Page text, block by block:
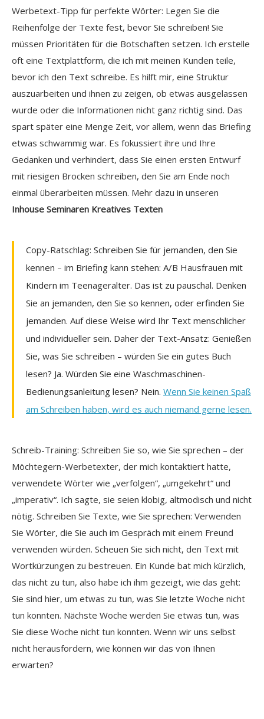
Werbetext-Tipp für perfekte Wörter: Legen Sie die
Reihenfolge der Texte fest, bevor Sie schreiben! Sie
müssen Prioritäten für die Botschaften setzen. Ich erstelle
oft eine Textplattform, die ich mit meinen Kunden teile,
bevor ich den Text schreibe. Es hilft mir, eine Struktur
auszuarbeiten und ihnen zu zeigen, ob etwas ausgelassen
wurde oder die Informationen nicht ganz richtig sind. Das
spart später eine Menge Zeit, vor allem, wenn das Briefing
etwas schwammig war. Es fokussiert ihre und Ihre
Gedanken und verhindert, dass Sie einen ersten Entwurf
mit riesigen Brocken schreiben, den Sie am Ende noch
einmal überarbeiten müssen. Mehr dazu in unseren
Inhouse Seminaren Kreatives Texten
Copy-Ratschlag: Schreiben Sie für jemanden, den Sie
kennen – im Briefing kann stehen: A/B Hausfrauen mit
Kindern im Teenageralter. Das ist zu pauschal. Denken
Sie an jemanden, den Sie so kennen, oder erfinden Sie
jemanden. Auf diese Weise wird Ihr Text menschlicher
und individueller sein. Daher der Text-Ansatz: Genießen
Sie, was Sie schreiben – würden Sie ein gutes Buch
lesen? Ja. Würden Sie eine Waschmaschinen-
Bedienungsanleitung lesen? Nein. Wenn Sie keinen Spaß
am Schreiben haben, wird es auch niemand gerne lesen.
Schreib-Training: Schreiben Sie so, wie Sie sprechen – der
Möchtegern-Werbetexter, der mich kontaktiert hatte,
verwendete Wörter wie „verfolgen“, „umgekehrt“ und
„imperativ“. Ich sagte, sie seien klobig, altmodisch und nicht
nötig. Schreiben Sie Texte, wie Sie sprechen: Verwenden
Sie Wörter, die Sie auch im Gespräch mit einem Freund
verwenden würden. Scheuen Sie sich nicht, den Text mit
Wortkürzungen zu bestreuen. Ein Kunde bat mich kürzlich,
das nicht zu tun, also habe ich ihm gezeigt, wie das geht:
Sie sind hier, um etwas zu tun, was Sie letzte Woche nicht
tun konnten. Nächste Woche werden Sie etwas tun, was
Sie diese Woche nicht tun konnten. Wenn wir uns selbst
nicht herausfordern, wie können wir das von Ihnen
erwarten?